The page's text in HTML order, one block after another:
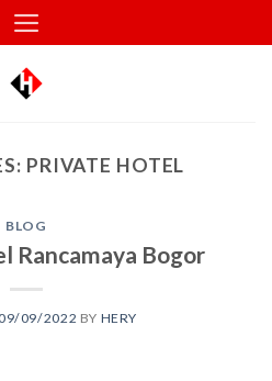
PRIVATE HOTEL
BLOG
Rancamaya Bogor
09/2022 BY HERY